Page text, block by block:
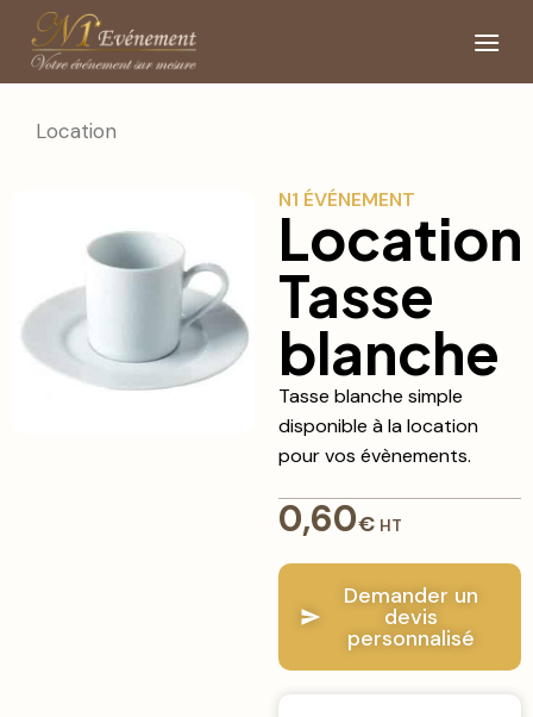
Location
N1 ÉVÉNEMENT
Location
Tasse
blanche
Tasse blanche simple
disponible à la location
pour vos évènements.
0,60€ HT
Demander un
devis
personnalisé